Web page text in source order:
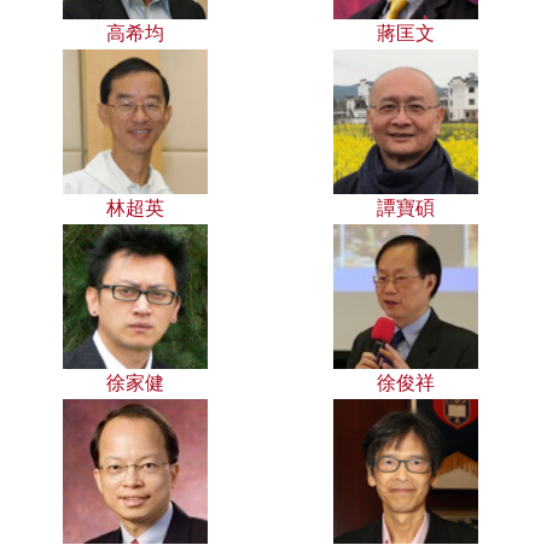
高希均 蔣匡文
林超英 譚寶碩
徐家健 徐俊祥